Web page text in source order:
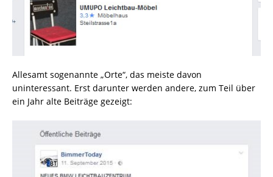
Allesamt sogenannte „Orte“, das meiste davon
uninteressant. Erst darunter werden andere, zum Teil über
ein Jahr alte Beiträge gezeigt: